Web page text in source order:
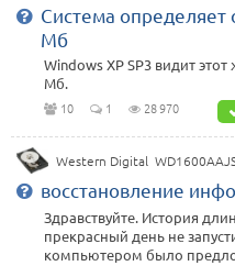
Система определяет
Мб
Windows XP SP3 видит
Мб.
10 1 28 970
Western Digital
восстановление
Здравствуйте. История
прекрасный день не
компьютером было